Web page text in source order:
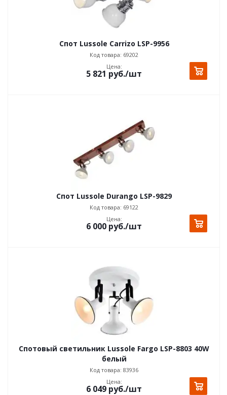
Спот Lussole Carrizo LSP-9956
Код товара: 69202
Цена:
5 821 руб./шт
Спот Lussole Durango LSP-9829
Код товара: 69122
Цена:
6 000 руб./шт
Спотовый светильник Lussole Fargo LSP-8803 40W
белый
Код товара: 83936
Цена:
6 049 руб./шт